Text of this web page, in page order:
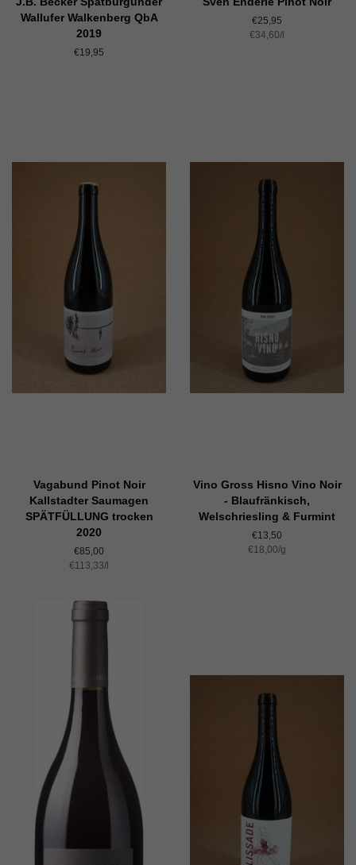
Wallufer Walkenberg QbA
2019
Normaler
€19,95
Normaler
Preis
€25,95
Einzelpreis
€34,60/
Vagabund Pinot Noir
Kallstadter Saumagen
SPÄTFÜLLUNG trocken
2020
Normaler
Preis
€85,00
Einzelpreis
€113,33/
Vino Gross Hisno Vino Noir
- Blaufränkisch,
Welschriesling & Furmint
Normaler
Preis
€13,50
Einzelpreis
€18,00/pro
g